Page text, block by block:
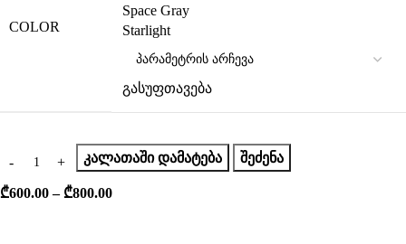
COLOR
Space Gray
Starlight
გასუფთავება
ᲙᲐᲚᲐᲗᲐᲨᲘ ᲓᲐᲛᲐᲢᲔᲑᲐ ᲨᲔᲫᲔᲜᲐ
₾600.00 – ₾800.00